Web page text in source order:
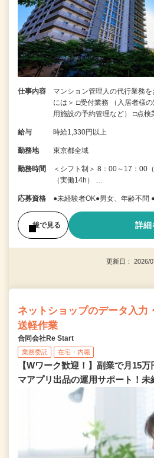
仕事内容
マンション管理人の代行業務
には＞ □受付業務 （入居者様
用施設の予約管理など） □点検
給与 時給1,330円以上
勤務地 東京都全域
勤務時間
＜シフト制＞ 8：00～17：00
（実働14h） …
応募資格 ●未経験者OK●男女、年齢不問
後で見る 詳細
更新日： 2026/
ネットショップのデータ入力
送軽作業
合同会社Re Start
業務委託 在宅・内職
【Wワーク歓迎！】副業で月15
マアプリ出品の運用サポート！未